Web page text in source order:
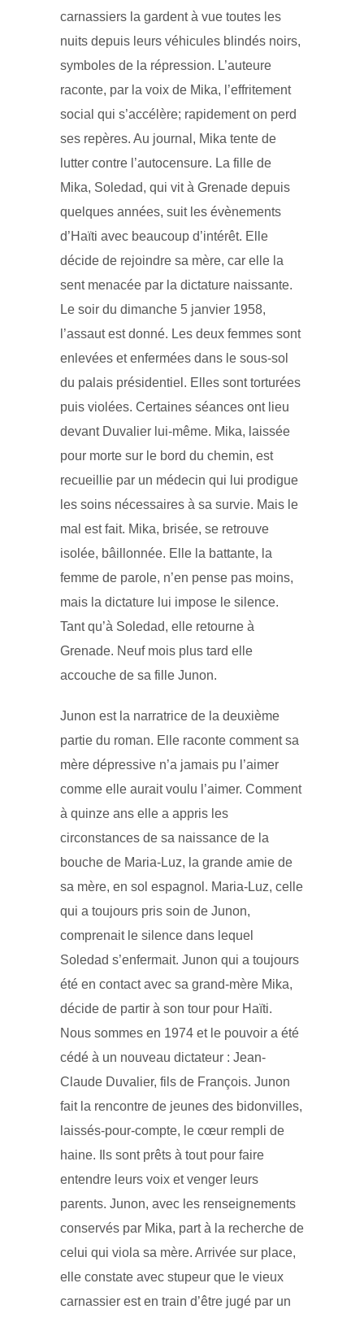
carnassiers la gardent à vue toutes les
nuits depuis leurs véhicules blindés noirs,
symboles de la répression. L’auteure
raconte, par la voix de Mika, l’effritement
social qui s’accélère; rapidement on perd
ses repères. Au journal, Mika tente de
lutter contre l’autocensure. La fille de
Mika, Soledad, qui vit à Grenade depuis
quelques années, suit les évènements
d’Haïti avec beaucoup d’intérêt. Elle
décide de rejoindre sa mère, car elle la
sent menacée par la dictature naissante.
Le soir du dimanche 5 janvier 1958,
l’assaut est donné. Les deux femmes sont
enlevées et enfermées dans le sous-sol
du palais présidentiel. Elles sont torturées
puis violées. Certaines séances ont lieu
devant Duvalier lui-même. Mika, laissée
pour morte sur le bord du chemin, est
recueillie par un médecin qui lui prodigue
les soins nécessaires à sa survie. Mais le
mal est fait. Mika, brisée, se retrouve
isolée, bâillonnée. Elle la battante, la
femme de parole, n’en pense pas moins,
mais la dictature lui impose le silence.
Tant qu’à Soledad, elle retourne à
Grenade. Neuf mois plus tard elle
accouche de sa fille Junon.
Junon est la narratrice de la deuxième
partie du roman. Elle raconte comment sa
mère dépressive n’a jamais pu l’aimer
comme elle aurait voulu l’aimer. Comment
à quinze ans elle a appris les
circonstances de sa naissance de la
bouche de Maria-Luz, la grande amie de
sa mère, en sol espagnol. Maria-Luz, celle
qui a toujours pris soin de Junon,
comprenait le silence dans lequel
Soledad s’enfermait. Junon qui a toujours
été en contact avec sa grand-mère Mika,
décide de partir à son tour pour Haïti.
Nous sommes en 1974 et le pouvoir a été
cédé à un nouveau dictateur : Jean-
Claude Duvalier, fils de François. Junon
fait la rencontre de jeunes des bidonvilles,
laissés-pour-compte, le cœur rempli de
haine. Ils sont prêts à tout pour faire
entendre leurs voix et venger leurs
parents. Junon, avec les renseignements
conservés par Mika, part à la recherche de
celui qui viola sa mère. Arrivée sur place,
elle constate avec stupeur que le vieux
carnassier est en train d’être jugé par un